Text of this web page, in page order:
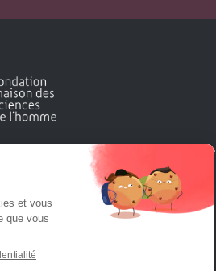
la Fondation Maison Sciences de l'Homme
et la diffusion des connaissances en
et sociales.